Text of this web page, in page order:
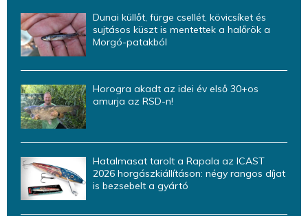
Dunai küllőt, fürge csellét, kövicsíket és
sujtásos küszt is mentettek a halőrök a
Morgó-patakból
Horogra akadt az idei év első 30+os
amurja az RSD-n!
Hatalmasat tarolt a Rapala az ICAST
2026 horgászkiállításon: négy rangos díjat
is bezsebelt a gyártó